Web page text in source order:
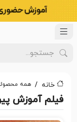
خانه همه
فیلم آموزش